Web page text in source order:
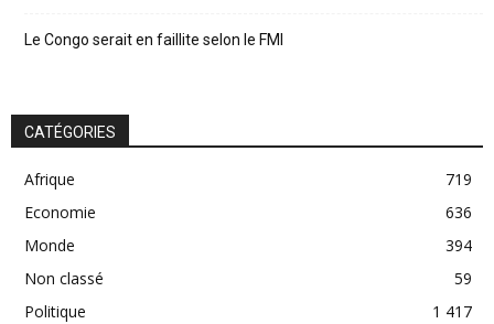
Le Congo serait en faillite selon le FMI
CATÉGORIES
Afrique
719
Economie
636
Monde
394
Non classé
59
Politique
1 417